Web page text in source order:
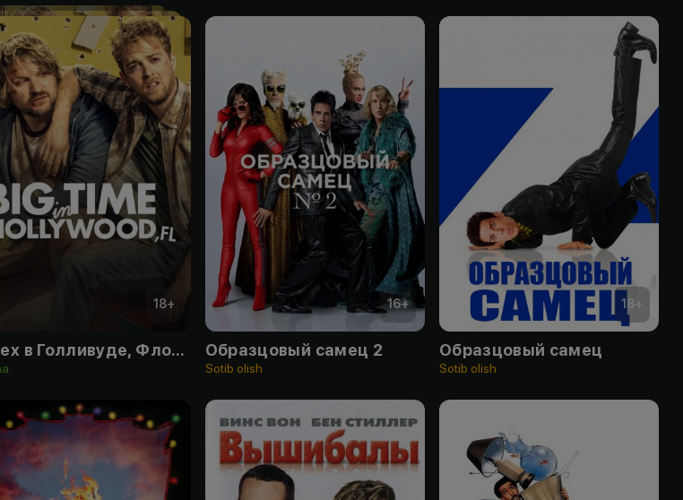
18+
Успех в Голливуде, Флорида
16+
Образцовый самец 2
Sotib olish
18+
Образцовый самец
Sotib olish